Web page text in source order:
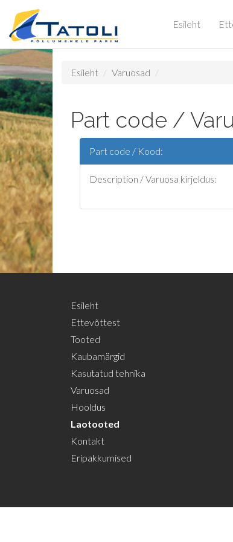
Esileht
Esileht Varuosad
Part code /
Part code / Kood:
Description / Varuosa kirjeldus:
Esileht
Ettevõttest
Tooted
Kaubamärgid
Kasutatud tehnika
Varuosad
Hooldus
Laotooted
Kontakt
Eripakkumised